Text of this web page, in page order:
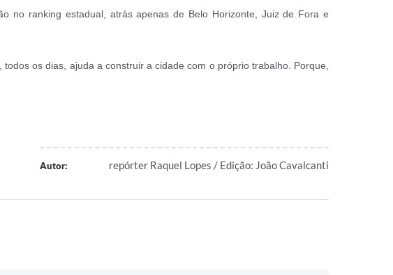
no ranking estadual, atrás apenas de Belo Horizonte, Juiz de Fora e
os dias, ajuda a construir a cidade com o próprio trabalho. Porque,
Autor: repórter Raquel Lopes / Edição: João Cavalcanti